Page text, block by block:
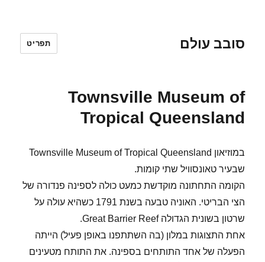
סובב עולם תפריט
Townsville Museum of
Tropical Queensland
במוזיאון Townsville Museum of Tropical Queensland
שבעיר טאונסוויל שתי קומות.
הקומה התחתונה מוקדשת כמעט כולה לספינה פנדורה של
הצי הבריטי. האוניה טבעה בשנת 1791 כשהיא עולה על
שרטון בשונית הגדולה Great Barrier Reef.
אחת התצוגות במלון (בה השתתפנו באופן פעיל) הייתה
הפעלה של אחד התותחים בספינה. את התותח מטעינים